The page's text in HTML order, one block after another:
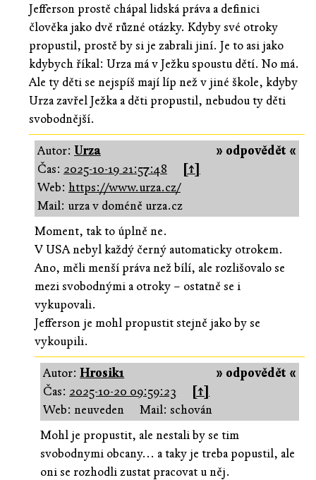
Jefferson prostě chápal lidská práva a definici
člověka jako dvě různé otázky. Kdyby své otroky
propustil, prostě by si je zabrali jiní. Je to asi jako
kdybych říkal: Urza má v Ježku spoustu dětí. No má.
Ale ty děti se nejspíš mají líp než v jiné škole, kdyby
Urza zavřel Ježka a děti propustil, nebudou ty děti
svobodnější.
» odpovědět «
Autor: Urza
Čas: 2025-10-19 21:57:48
[↑]
Web: https://www.urza.cz/
Mail: urza v doméně urza.cz
Moment, tak to úplně ne.
V USA nebyl každý černý automaticky otrokem.
Ano, měli menší práva než bílí, ale rozlišovalo se
mezi svobodnými a otroky – ostatně se i
vykupovali.
Jefferson je mohl propustit stejně jako by se
vykoupili.
» odpovědět «
Autor:Hrosik1
Čas: 2025-10-20 09:59:23
[↑]
Web: neuveden
Mail: schován
Mohl je propustit, ale nestali by se tim
svobodnymi obcany... a taky je treba popustil, ale
oni se rozhodli zustat pracovat u něj.